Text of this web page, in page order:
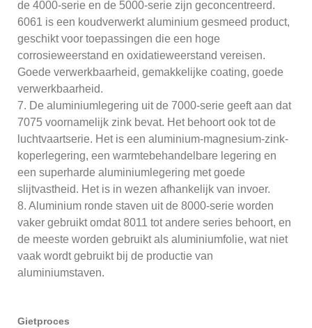
de 4000-serie en de 5000-serie zijn geconcentreerd.
6061 is een koudverwerkt aluminium gesmeed product,
geschikt voor toepassingen die een hoge
corrosieweerstand en oxidatieweerstand vereisen.
Goede verwerkbaarheid, gemakkelijke coating, goede
verwerkbaarheid.
7. De aluminiumlegering uit de 7000-serie geeft aan dat
7075 voornamelijk zink bevat. Het behoort ook tot de
luchtvaartserie. Het is een aluminium-magnesium-zink-
koperlegering, een warmtebehandelbare legering en
een superharde aluminiumlegering met goede
slijtvastheid. Het is in wezen afhankelijk van invoer.
8. Aluminium ronde staven uit de 8000-serie worden
vaker gebruikt omdat 8011 tot andere series behoort, en
de meeste worden gebruikt als aluminiumfolie, wat niet
vaak wordt gebruikt bij de productie van
aluminiumstaven.
Gietproces